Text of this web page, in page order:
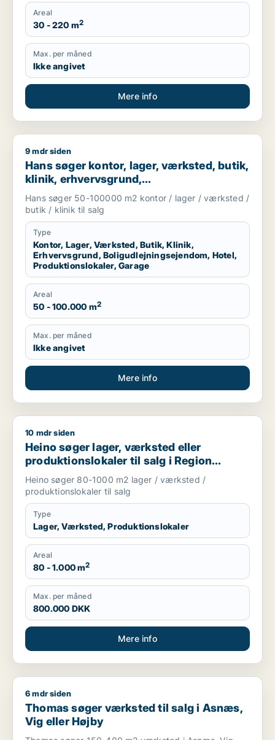
Areal
30 - 220 m2
Max. per måned
Ikke angivet
Mere info
Hans søger kontor, lager, værksted, butik, klinik,
9 mdr siden
Hans søger kontor, lager, værksted, butik,
klinik, erhvervsgrund,
boligudlejningsejendom, hotel,
produktionslokaler eller garage til salg i
Region Sjælland
Hans søger 50-100000 m2 kontor / lager / værksted /
butik / klinik til salg
Type
Kontor, Lager, Værksted, Butik, Klinik,
Erhvervsgrund, Boligudlejningsejendom, Hotel,
Produktionslokaler, Garage
Areal
50 - 100.000 m2
Max. per måned
Ikke angivet
Mere info
Heino søger lager, værksted eller produktionslokaler til salg
10 mdr siden
Heino søger lager, værksted eller
produktionslokaler til salg i Region
Sjælland
Heino søger 80-1000 m2 lager / værksted /
produktionslokaler til salg
Type
Lager, Værksted, Produktionslokaler
Areal
80 - 1.000 m2
Max. per måned
800.000 DKK
Mere info
Thomas søger værksted til salg i Asnæs, Vig eller Højby
6 mdr siden
Thomas søger værksted til salg i Asnæs,
Vig eller Højby